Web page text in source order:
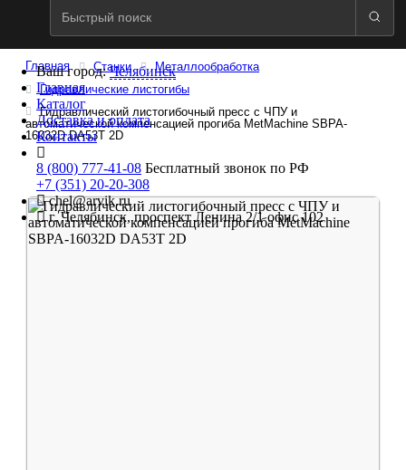
Ваш город:Челябинск
Главная
Каталог
Доставка и оплата
Контакты
8 (800) 777-41-08 Бесплатный звонок по РФ
+7 (351) 20-20-308
chel@arvik.ru
г. Челябинск, проспект Ленина 2/1 офис 102
Главная Станки
Металлообработка
Гидравлические листогибы
Гидравлический листогибочный пресс с ЧПУ и
автоматической компенсацией прогиба MetMachine SBPA-
16032D DA53T 2D